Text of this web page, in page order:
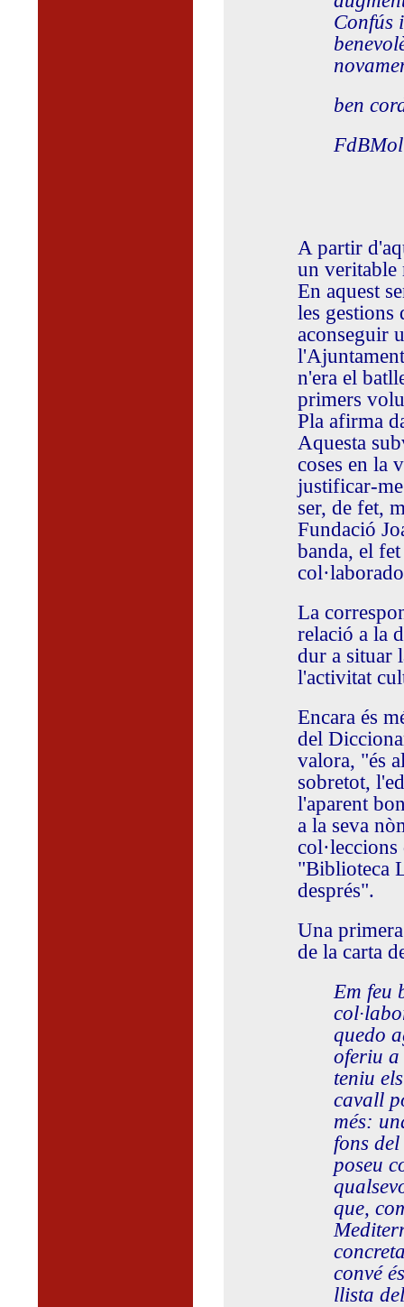
Confús
ben
A partir
un veritable
En aquest
les gestions
aconseguir
n'era el
primers
Pla afirma
Aquesta
coses en la
justificar-
ser, de fet,
Fundació
banda, el
La
relació a la
dur a situar
l'activitat
Encara és
del
valora, "és
sobretot,
l'aparent
a la seva
"Biblioteca
després".
Una
de la carta
Em feu
quedo
oferiu a
teniu
cavall
més:
fons
poseu
que,
convé
llista